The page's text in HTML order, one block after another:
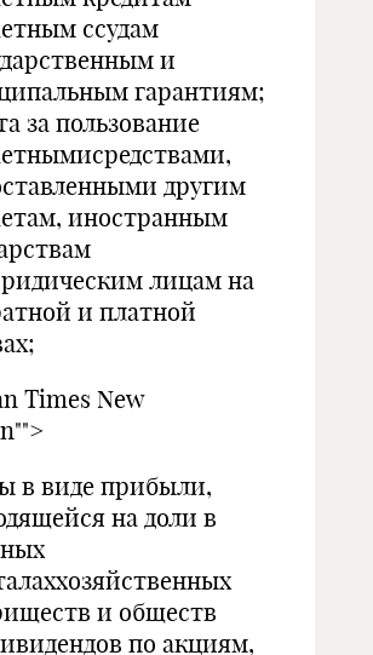
ссудам
и
гарантиям;
за пользование
другим
иностранным
лицам на
и платной
Times New
в виде прибыли,
на доли в
и обществ
по акциям,